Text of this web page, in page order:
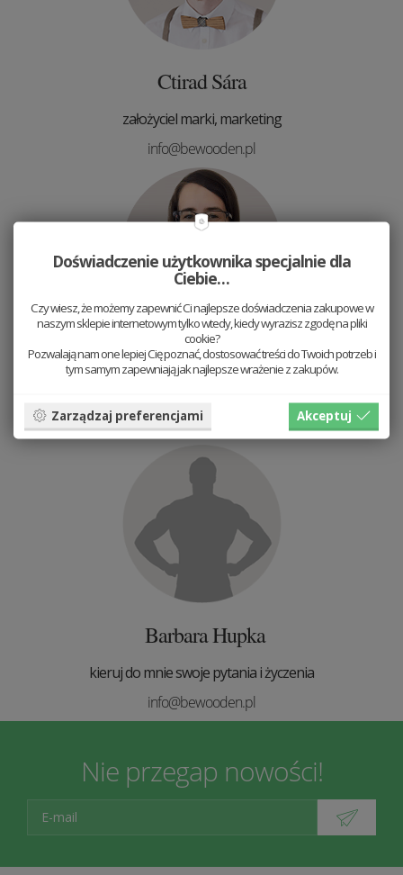
Ctirad Sára
założyciel marki, marketing
info@bewooden.pl
Nina Černochová
shop@bewooden.pl
Barbara Hupka
kieruj do mnie swoje pytania i życzenia
info@bewooden.pl
Nie przegap nowości!
Doświadczenie użytkownika specjalnie dla
Ciebie…
Czy wiesz, że możemy zapewnić Ci najlepsze doświadczenia zakupowe w
naszym sklepie internetowym tylko wtedy, kiedy wyrazisz zgodę na pliki
cookie?
Pozwalają nam one lepiej Cię poznać, dostosować treści do Twoich potrzeb i
tym samym zapewniają jak najlepsze wrażenie z zakupów.
Zarządzaj preferencjami Akceptuj